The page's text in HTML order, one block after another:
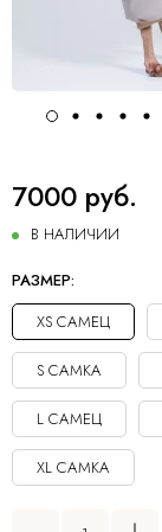
7000 руб.
В НАЛИЧИИ
РАЗМЕР:
XS САМЕЦ
S САМКА
L САМЕЦ
XL САМКА